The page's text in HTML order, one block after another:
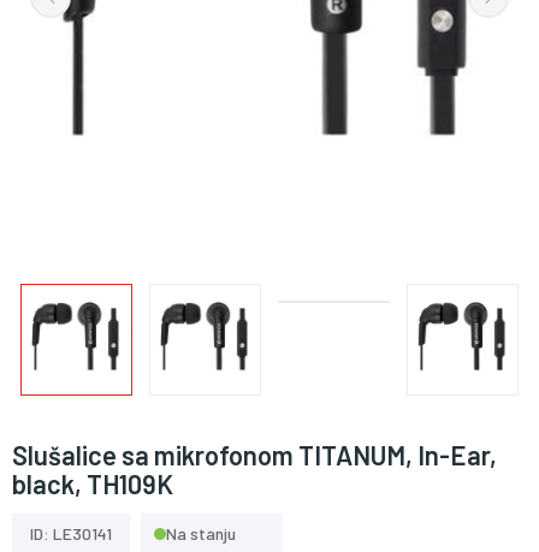
Slušalice sa mikrofonom TITANUM, In-Ear,
black, TH109K
ID: LE30141 Na stanju